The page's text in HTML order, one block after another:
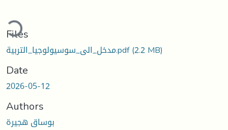
Files
مدخل_الى_سوسيولوجيا_التربية.pdf(2.2 MB)
Date
2026-05-12
Authors
بوساق هجيرة